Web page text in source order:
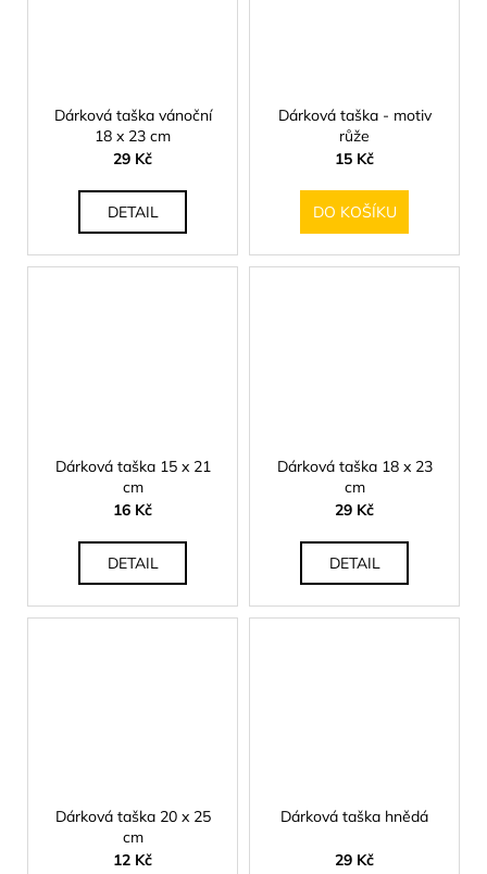
Dárková taška vánoční
18 x 23 cm
29 Kč
DETAIL
Dárková taška - motiv
růže
15 Kč
DO KOŠÍKU
Dárková taška 15 x 21
cm
16 Kč
DETAIL
Dárková taška 18 x 23
cm
29 Kč
DETAIL
Dárková taška 20 x 25
cm
12 Kč
Dárková taška hnědá
29 Kč